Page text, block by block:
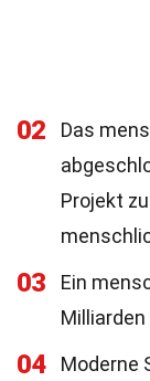
02
Das
Projekt
03
Ein
04
Moderne